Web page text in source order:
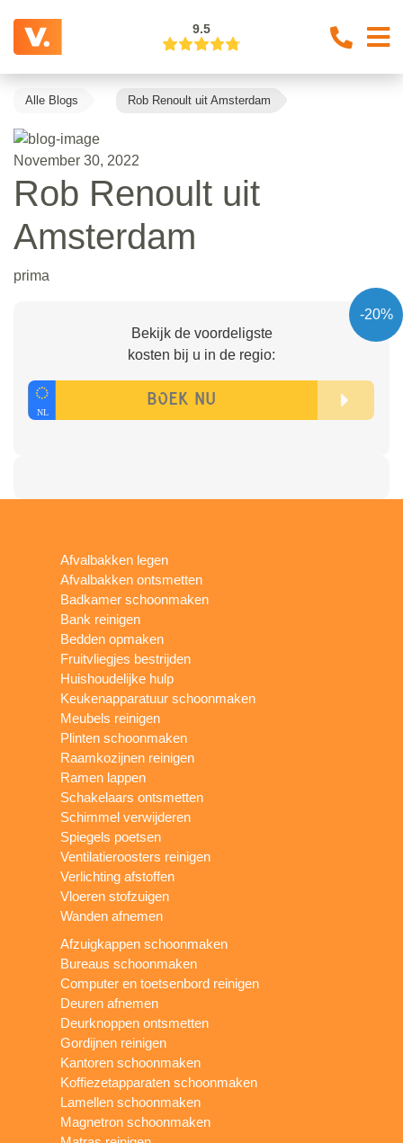
9.5
Alle Blogs Rob Renoult uit Amsterdam
November 30, 2022
Rob Renoult uit
Amsterdam
prima
-20%
Bekijk de voordeligste
kosten bij u in de regio:
Afvalbakken legen
Afvalbakken ontsmetten
Badkamer schoonmaken
Bank reinigen
Bedden opmaken
Fruitvliegjes bestrijden
Huishoudelijke hulp
Keukenapparatuur schoonmaken
Meubels reinigen
Plinten schoonmaken
Raamkozijnen reinigen
Ramen lappen
Schakelaars ontsmetten
Schimmel verwijderen
Spiegels poetsen
Ventilatieroosters reinigen
Verlichting afstoffen
Vloeren stofzuigen
Wanden afnemen
Afzuigkappen schoonmaken
Bureaus schoonmaken
Computer en toetsenbord reinigen
Deuren afnemen
Deurknoppen ontsmetten
Gordijnen reinigen
Kantoren schoonmaken
Koffiezetapparaten schoonmaken
Lamellen schoonmaken
Magnetron schoonmaken